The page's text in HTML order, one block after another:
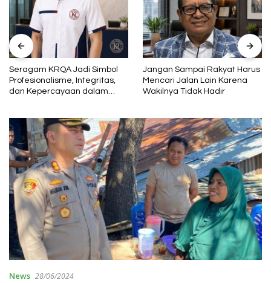
Seragam KRQA Jadi Simbol
Profesionalisme, Integritas,
dan Kepercayaan dalam
Jangan Sampai Rakyat Harus
Mencari Jalan Lain Karena
Wakilnya Tidak Hadir
News 28/06/2024